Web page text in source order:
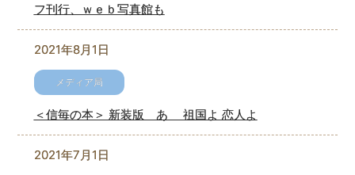
フ刊行、ｗｅｂ写真館も
2021年8月1日
＜信毎の本＞ 新装版 あゝ 祖国よ 恋人よ
2021年7月1日